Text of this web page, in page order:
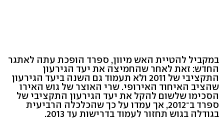
במקביל להטיית האש מיוון, ספרד הופכת עתה לאתגר
החדש: זאת לאחר שהחמיצה את יעד הגירעון
התקציבי של 2011 ולא תעמוד גם השנה ביעד הגירעון
שהציב האיחוד האירופי. שרי האוצר של גוש האירו
הסכימו שלשום להקל את יעד הגירעון התקציבי של
ספרד ב־2012, אך עמדו על כך שהכלכלה הרביעית
בגודלה בגוש תחזור לעמוד בדרישות עד 2013.